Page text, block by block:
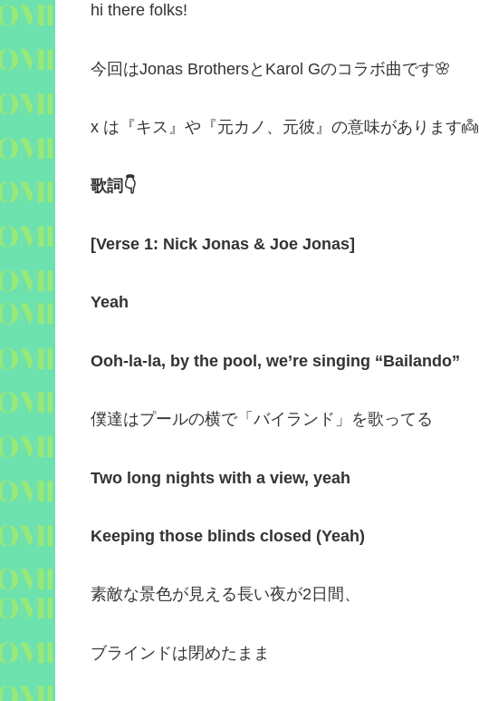
hi there folks!
今回はJonas Brothersと Karol Gのコラボ曲です🌸
x は『キス』や『元カノ、元彼』の意味があります👼
歌詞 👇
[Verse 1: Nick Jonas & Joe Jonas]
Yeah
Ooh-la-la, by the pool, we’re singing “Bailando”
僕達はプールの横で「バイランド」を歌ってる
Two long nights with a view, yeah
Keeping those blinds closed (Yeah)
素敵な景色が見える長い夜が2 日間、
ブラインドは閉めたまま